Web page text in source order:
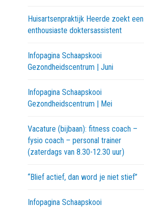
Huisartsenpraktijk Heerde zoekt een
enthousiaste doktersassistent
Infopagina Schaapskooi
Gezondheidscentrum | Juni
Infopagina Schaapskooi
Gezondheidscentrum | Mei
Vacature (bijbaan): fitness coach –
fysio coach – personal trainer
(zaterdags van 8.30-12.30 uur)
“Blief actief, dan word je niet stief”
Infopagina Schaapskooi